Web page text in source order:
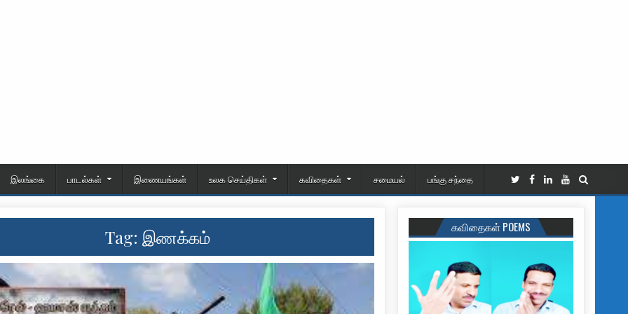
இலங்கை பாடல்கள் இணையங்கள் உலக செய்திகள் கவிதைகள் சமையல் பங்கு சந்தை
Tag: இணக்கம் கவிதைகள் POEMS